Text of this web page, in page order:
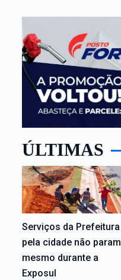
ÚLTIMAS
Serviços da Prefeitura
pela cidade não param
mesmo durante a
Exposul